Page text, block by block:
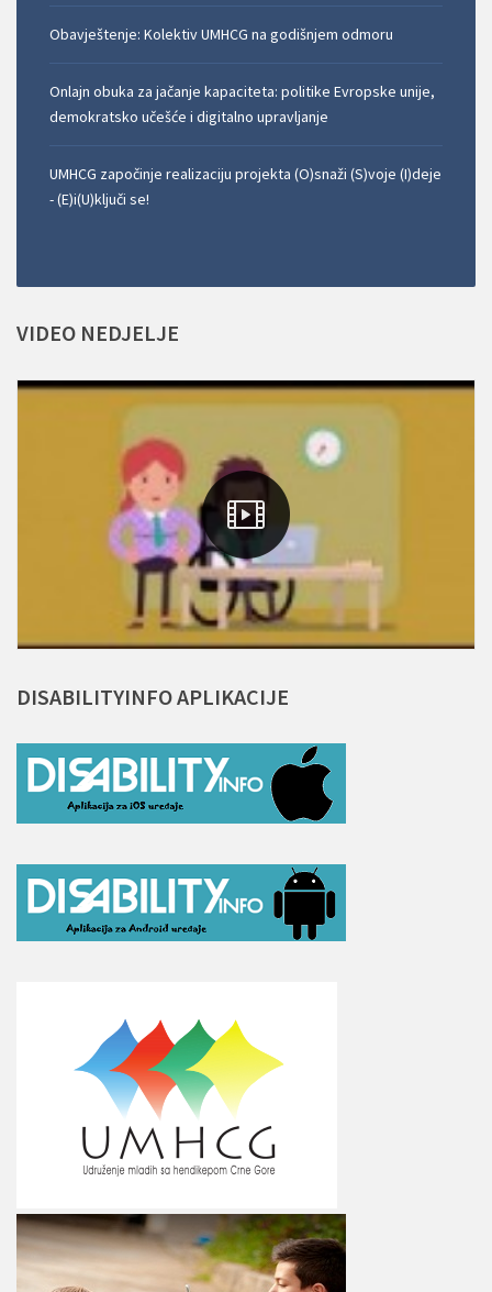
Obavještenje: Kolektiv UMHCG na godišnjem odmoru
Onlajn obuka za jačanje kapaciteta: politike Evropske unije,
demokratsko učešće i digitalno upravljanje
UMHCG započinje realizaciju projekta (O)snaži (S)voje (I)deje
- (E)i(U)ključi se!
VIDEO NEDJELJE
DISABILITYINFOAPLIKACIJE